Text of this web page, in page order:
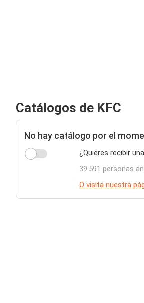
Catálogos de KFC
No hay catálogo por el
¿Quieres recibir
39.591 personas
O visita nuestra